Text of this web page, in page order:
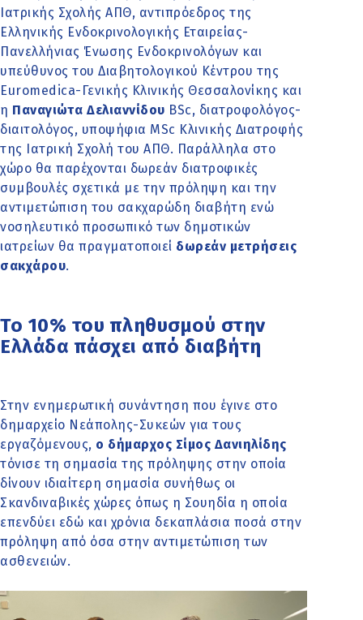
Ιατρικής Σχολής ΑΠΘ, αντιπρόεδρος της
Ελληνικής Ενδοκρινολογικής Εταιρείας-
Πανελλήνιας Ένωσης Ενδοκρινολόγων και
υπεύθυνος του Διαβητολογικού Κέντρου της
Euromedica-Γενικής Κλινικής Θεσσαλονίκης και
η Παναγιώτα Δελιαννίδου BSc, διατροφολόγος-
διαιτολόγος, υποψήφια MSc Κλινικής Διατροφής
της Ιατρική Σχολή του ΑΠΘ. Παράλληλα στο
χώρο θα παρέχονται δωρεάν διατροφικές
συμβουλές σχετικά με την πρόληψη και την
αντιμετώπιση του σακχαρώδη διαβήτη ενώ
νοσηλευτικό προσωπικό των δημοτικών
ιατρείων θα πραγματοποιεί δωρεάν μετρήσεις
σακχάρου.
Το 10% του πληθυσμού στην
Ελλάδα πάσχει από διαβήτη
Στην ενημερωτική συνάντηση που έγινε στο
δημαρχείο Νεάπολης-Συκεών για τους
εργαζόμενους, ο δήμαρχος Σίμος Δανιηλίδης
τόνισε τη σημασία της πρόληψης στην οποία
δίνουν ιδιαίτερη σημασία συνήθως οι
Σκανδιναβικές χώρες όπως η Σουηδία η οποία
επενδύει εδώ και χρόνια δεκαπλάσια ποσά στην
πρόληψη από όσα στην αντιμετώπιση των
ασθενειών.